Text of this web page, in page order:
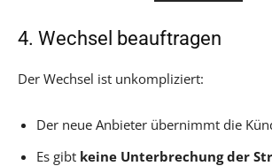
4. Wechsel beauftragen
Der Wechsel ist unkompliziert:
Der neue Anbieter übernimmt die
Es gibt keine Unterbrechung der